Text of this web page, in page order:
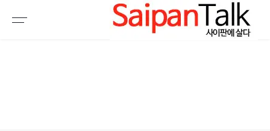
여행정보
생활정보